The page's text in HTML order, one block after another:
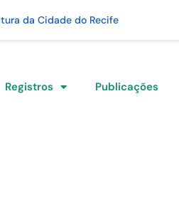
da Cidade do Recife
Registros Publicações